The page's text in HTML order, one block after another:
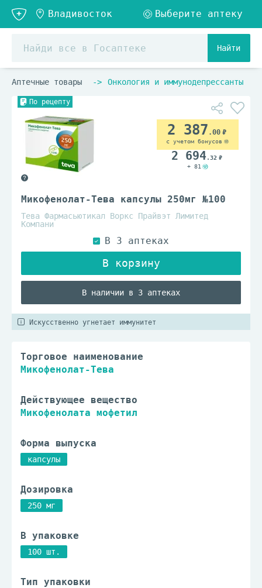
Найти
Аптечные товары Онкология и иммунодепрессанты
По рецепту
Микофенолат-Тева капсулы 250мг №100
Тева Фармасьютикал Воркс Прайвэт Лимитед
Компани
В наличии в 3 аптеках
2 387 .00
с учетом бонусов
2 694.32
+ 81
Искусственно угнетает иммунитет
Торговое наименование
Микофенолат-Тева
Действующее вещество
Микофенолата мофетил
Форма выпуска
капсулы
Дозировка
250 мг
В упаковке
100 шт.
Тип упаковки